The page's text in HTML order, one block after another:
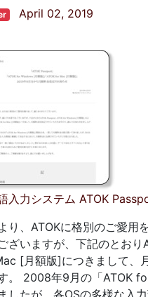
April 02, 2019
入力システム ATOK
り、ATOKに格別のご愛用
ざいますが、下記のとお
[月額版]につきまして、
。 2008年9月の「ATOK
したが、各OSの多様な入